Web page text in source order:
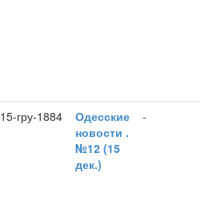
15-гру-1884
Одесские
новости .
№12 (15
дек.)
-